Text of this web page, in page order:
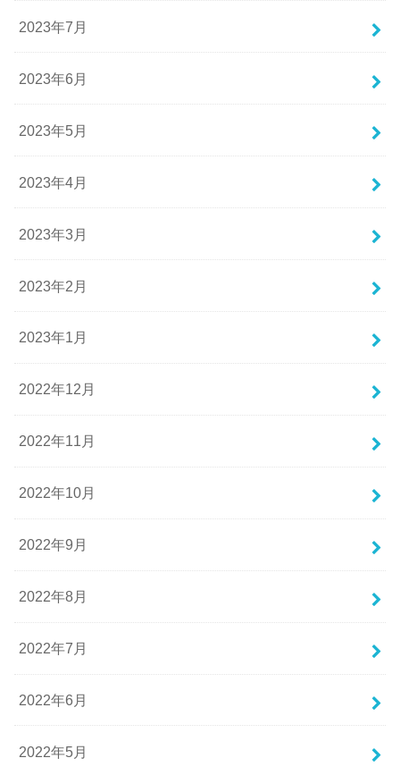
2023年7月
2023年6月
2023年5月
2023年4月
2023年3月
2023年2月
2023年1月
2022年12月
2022年11月
2022年10月
2022年9月
2022年8月
2022年7月
2022年6月
2022年5月